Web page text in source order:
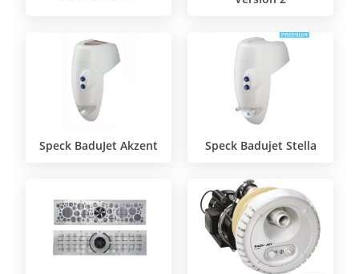
Speck BaduJet Akzent Speck Badujet Stella